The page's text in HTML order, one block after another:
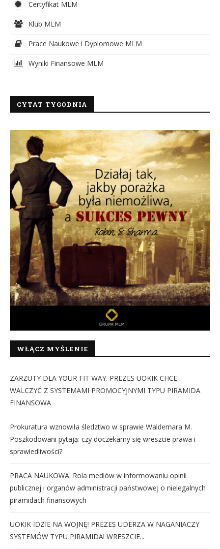
Certyfikat MLM
Klub MLM
Prace Naukowe i Dyplomowe MLM
Wyniki Finansowe MLM
CYTAT TYGODNIA
WŁĄCZ MYŚLENIE
ZARZUTY DLA YOUR FIT WAY. PREZES UOKIK CHCE
WALCZYĆ Z SYSTEMAMI PROMOCYJNYMI TYPU PIRAMIDA
FINANSOWA
Prokuratura wznowiła śledztwo w sprawie Waldemara M.
Poszkodowani pytają: czy doczekamy się wreszcie prawa i
sprawiedliwości?
PRACA NAUKOWA: Rola mediów w informowaniu opinii
publicznej i organów administracji państwowej o nielegalnych
piramidach finansowych
UOKIK IDZIE NA WOJNĘ! PREZES UDERZA W NAGANIACZY
SYSTEMÓW TYPU PIRAMIDA! WRESZCIE...